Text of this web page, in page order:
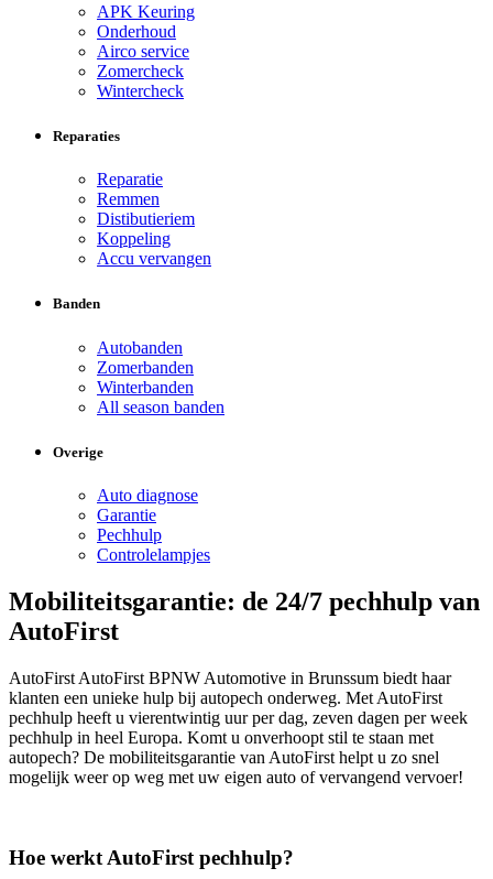
APK Keuring
Onderhoud
Airco service
Zomercheck
Wintercheck
Reparaties
Reparatie
Remmen
Distibutieriem
Koppeling
Accu vervangen
Banden
Autobanden
Zomerbanden
Winterbanden
All season banden
Overige
Auto diagnose
Garantie
Pechhulp
Controlelampjes
Mobiliteitsgarantie: de 24/7 pechhulp van
AutoFirst
AutoFirst AutoFirst BPNW Automotive in Brunssum biedt haar
klanten een unieke hulp bij autopech onderweg. Met AutoFirst
pechhulp heeft u vierentwintig uur per dag, zeven dagen per week
pechhulp in heel Europa. Komt u onverhoopt stil te staan met
autopech? De mobiliteitsgarantie van AutoFirst helpt u zo snel
mogelijk weer op weg met uw eigen auto of vervangend vervoer!
Hoe werkt AutoFirst pechhulp?